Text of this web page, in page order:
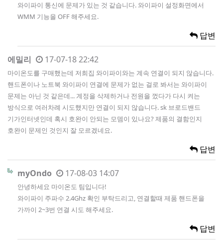
와이파이 통신에 문제가 있는 것 같습니다. 와이파이 설정화면에서
WMM 기능을 OFF 해주세요.
답변
에밀리 17-07-18 22:42
마이온도를 구매했는데 저희집 와이파이와는 계속 연결이 되지 않습니다.
핸드폰이나 노트북 와이파이 연결에 문제가 없는 걸로 봐서는 와이파이
문제는 아닌 것 같은데... 계정을 삭제하거나 전원을 껐다가 다시 켜는
방식으로 여러차례 시도했지만 연결이 되지 않습니다. sk 브로드밴드
기가인터넷인데 혹시 호완이 안되는 모뎀이 있나요? 제품의 결함인지
호완이 문제인 것인지 잘 모르겠네요.
답변
myOndo 17-08-03 14:07
안녕하세요 마이온도 팀입니다!
와이파이 주파수 2.4Ghz 확인 부탁드리고, 연결할때 제품 핸드폰을
가까이 2~3번 연결 시도 해주세요.
답변